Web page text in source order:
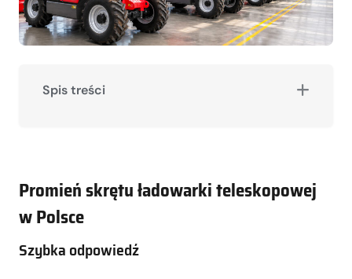
Spis treści
Promień skrętu ładowarki teleskopowej
w Polsce
Szybka odpowiedź